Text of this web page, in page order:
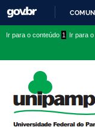
conteúdo
menu
superior
menu
Ir para o conteúdo 1 Ir para